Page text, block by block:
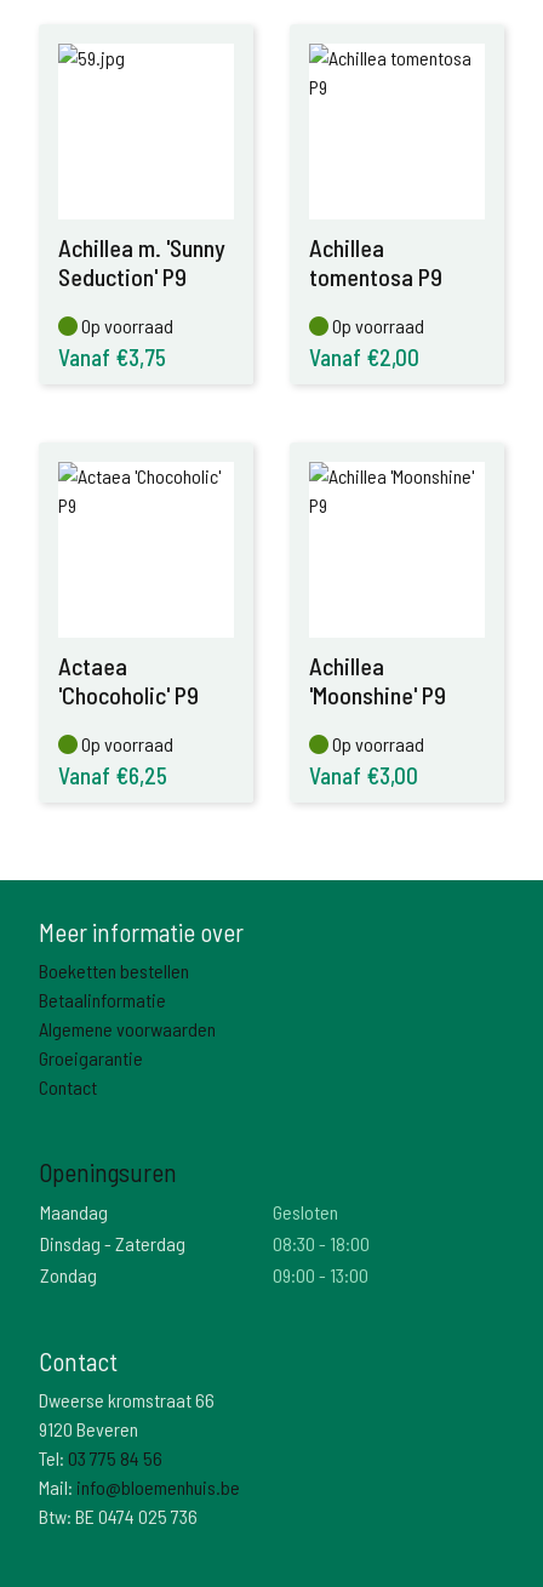
Achillea m. 'Sunny
Seduction' P9
Op voorraad
Op voorraad
Vanaf €3,75
Achillea
tomentosa P9
Op voorraad
Op voorraad
Vanaf €2,00
Actaea
'Chocoholic' P9
Op voorraad
Op voorraad
Vanaf €6,25
Achillea
'Moonshine' P9
Op voorraad
Op voorraad
Vanaf €3,00
Meer informatie over
Boeketten bestellen
Betaalinformatie
Algemene voorwaarden
Groeigarantie
Contact
Openingsuren
Maandag
Gesloten
Dinsdag - Zaterdag
08:30 - 18:00
Zondag
09:00 - 13:00
Contact
Dweerse kromstraat 66
9120 Beveren
Tel: 03 775 84 56
Mail: info@bloemenhuis.be
Btw: BE 0474 025 736